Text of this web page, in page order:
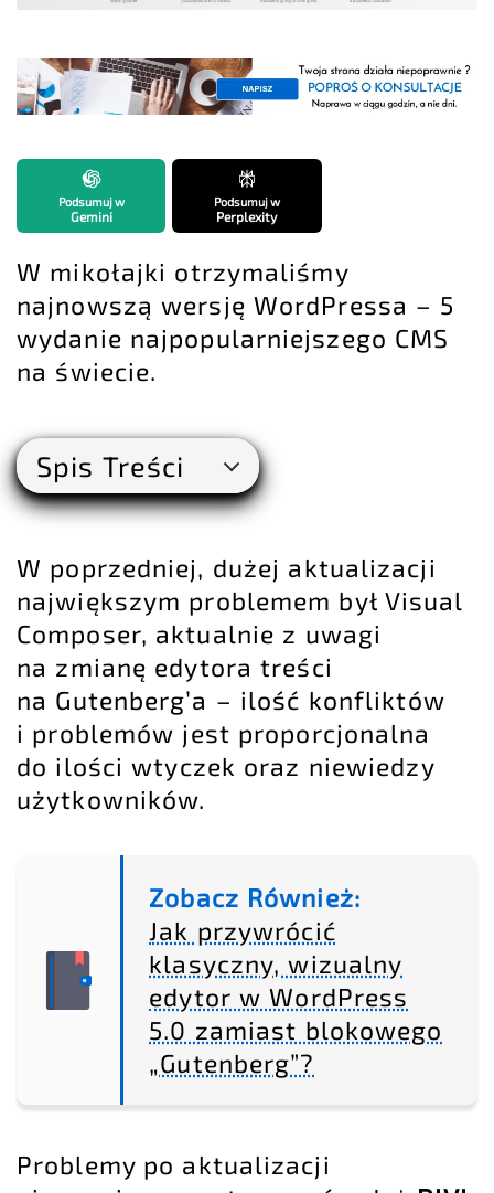
Podsumuj w
Gemini
Podsumuj w
Perplexity
W mikołajki otrzymaliśmy
najnowszą wersję WordPressa – 5
wydanie najpopularniejszego CMS
na świecie.
Spis Treści
W poprzedniej, dużej aktualizacji
największym problemem był Visual
Composer, aktualnie z uwagi
na zmianę edytora treści
na Gutenberg’a – ilość konfliktów
i problemów jest proporcjonalna
do ilości wtyczek oraz niewiedzy
użytkowników.
Zobacz Również:
Jak przywrócić
klasyczny, wizualny
edytor w WordPress
5.0 zamiast blokowego
„Gutenberg”?
Problemy po aktualizacji